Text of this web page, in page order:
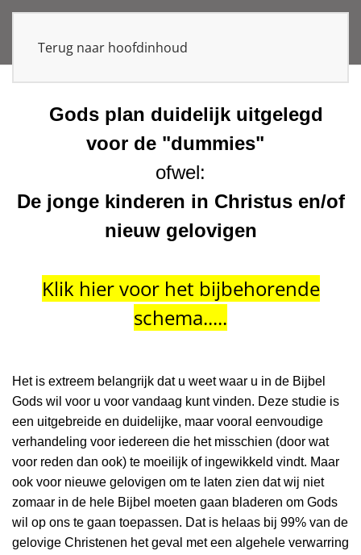
Terug naar hoofdinhoud
Gods plan duidelijk uitgelegd
voor de "dummies"
ofwel:
De jonge kinderen in Christus en/of
nieuw gelovigen
Klik hier voor het bijbehorende
schema.....
Het is extreem belangrijk dat u weet waar u in de Bijbel
Gods wil voor u voor vandaag kunt vinden. Deze studie is
een uitgebreide en duidelijke, maar vooral eenvoudige
verhandeling voor iedereen die het misschien (door wat
voor reden dan ook) te moeilijk of ingewikkeld vindt. Maar
ook voor nieuwe gelovigen om te laten zien dat wij niet
zomaar in de hele Bijbel moeten gaan bladeren om Gods
wil op ons te gaan toepassen. Dat is helaas bij 99% van de
gelovige Christenen het geval met een algehele verwarring